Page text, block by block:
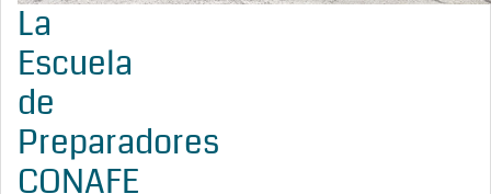
La
Escuela
de
Preparadores
CONAFE